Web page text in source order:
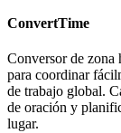
ConvertTime
Conversor de zona
para coordinar
de trabajo global.
de oración y
lugar.